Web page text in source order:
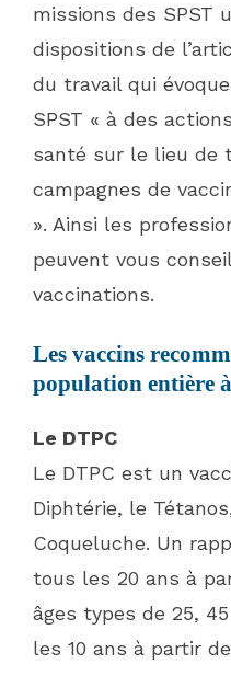
missions des SPST
dispositions de
du travail qui
SPST « à des
santé sur le lieu de
campagnes de
». Ainsi les
peuvent vous
vaccinations.
Les vaccins
population entière
Le DTPC
Le DTPC est un
Diphtérie, le
Coqueluche. Un
tous les 20 ans à
âges types de 25,
les 10 ans à partir